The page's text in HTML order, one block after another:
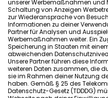
Barrierefreiheit